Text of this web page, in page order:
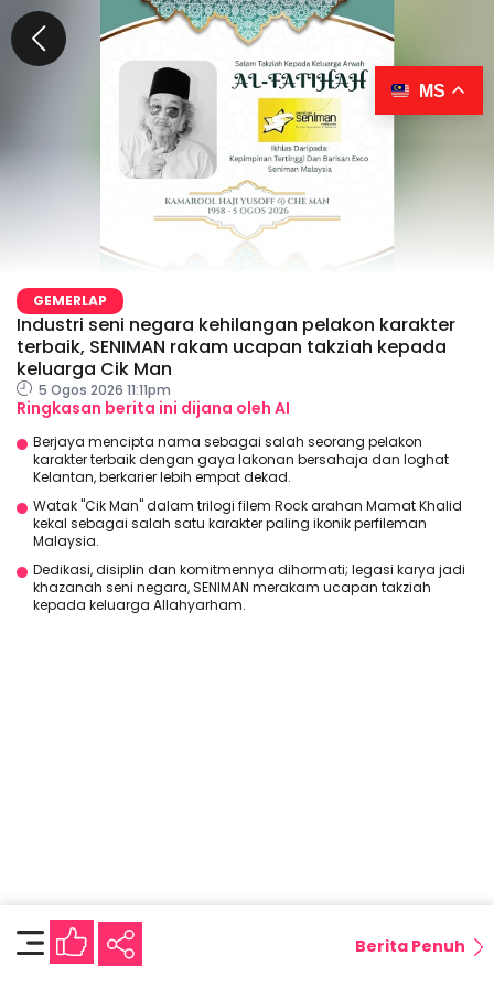
GEMERLAP
Industri seni negara kehilangan pelakon karakter
terbaik, SENIMAN rakam ucapan takziah kepada
keluarga Cik Man
5 Ogos 2026 11:11pm
Ringkasan berita ini dijana oleh AI
Berjaya mencipta nama sebagai salah seorang pelakon
karakter terbaik dengan gaya lakonan bersahaja dan loghat
Kelantan, berkarier lebih empat dekad.
Watak "Cik Man" dalam trilogi filem Rock arahan Mamat Khalid
kekal sebagai salah satu karakter paling ikonik perfileman
Malaysia.
Dedikasi, disiplin dan komitmennya dihormati; legasi karya jadi
khazanah seni negara, SENIMAN merakam ucapan takziah
kepada keluarga Allahyarham.
Berita Penuh
MS